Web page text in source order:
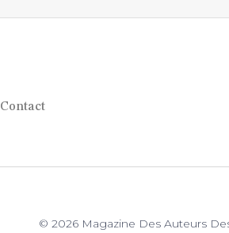
Contact
© 2026 Magazine Des Auteurs